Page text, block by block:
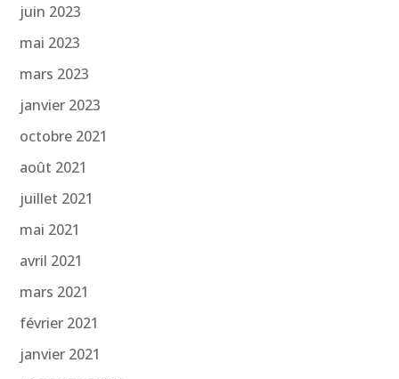
juin 2023
mai 2023
mars 2023
janvier 2023
octobre 2021
août 2021
juillet 2021
mai 2021
avril 2021
mars 2021
février 2021
janvier 2021